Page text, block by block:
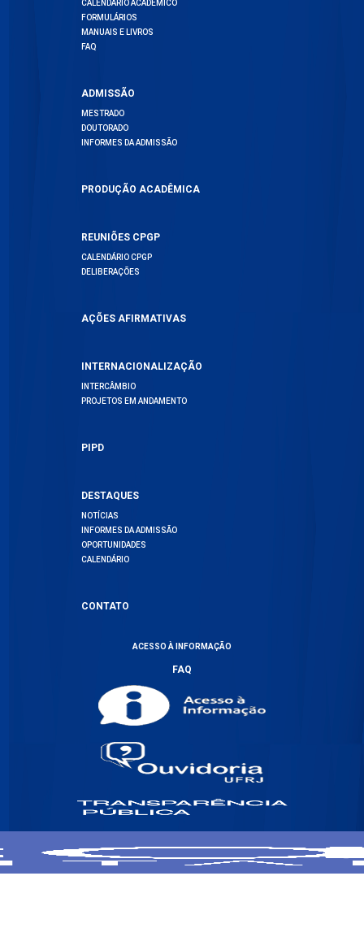
CALENDÁRIO ACADÊMICO
FORMULÁRIOS
MANUAIS E LIVROS
FAQ
ADMISSÃO
MESTRADO
DOUTORADO
INFORMES DA ADMISSÃO
PRODUÇÃO ACADÊMICA
REUNIÕES CPGP
CALENDÁRIO CPGP
DELIBERAÇÕES
AÇÕES AFIRMATIVAS
INTERNACIONALIZAÇÃO
INTERCÂMBIO
PROJETOS EM ANDAMENTO
PIPD
DESTAQUES
NOTÍCIAS
INFORMES DA ADMISSÃO
OPORTUNIDADES
CALENDÁRIO
CONTATO
ACESSO À INFORMAÇÃO
FAQ